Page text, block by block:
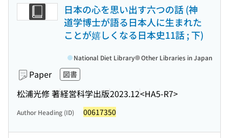
日本の心を思い出す六つの話 (神
道学博士が語る日本人に生まれた
ことが嬉しくなる日本史11話 ; 下)
Paper 図書
松浦光修 著経営科学出版2023.12<HA5-R7>
National Diet Library Other Libraries in Japan
Author Heading (ID) 00617350